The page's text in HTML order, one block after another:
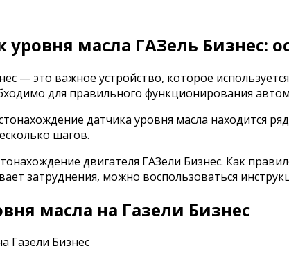
уровня масла ГАЗель Бизнес:
— это важное устройство, которое
для правильного функционирования
датчика уровня масла находится
шагов.
двигателя ГАЗели Бизнес. Как
затруднения, можно воспользоваться
масла на Газели Бизнес